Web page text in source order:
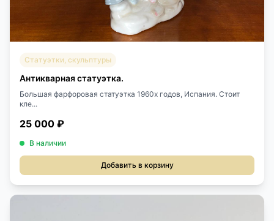
Статуэтки, скульптуры
Антикварная статуэтка.
Большая фарфоровая статуэтка 1960х годов, Испания. Стоит
кле...
25 000 ₽
В наличии
Добавить в корзину